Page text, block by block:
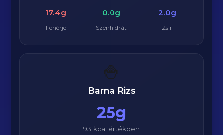
17.4g
Fehérje
0.0g
Szénhidrát
2.0g
Zsír
🍚
Barna Rizs
25g
93 kcal értékben